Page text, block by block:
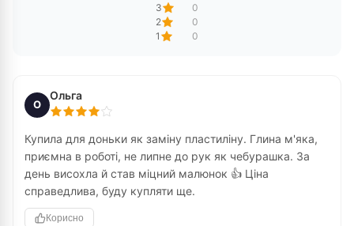
3
0
2
0
1
0
О
Ольга
Купила для доньки як заміну пластиліну. Глина м'яка,
приємна в роботі, не липне до рук як чебурашка. За
день висохла й став міцний малюнок 👍 Ціна
справедлива, буду купляти ще.
Корисно